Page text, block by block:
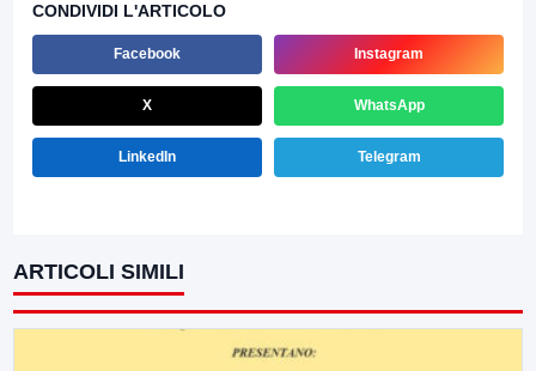
CONDIVIDI L'ARTICOLO
Facebook Instagram
X WhatsApp
LinkedIn Telegram
ARTICOLI SIMILI